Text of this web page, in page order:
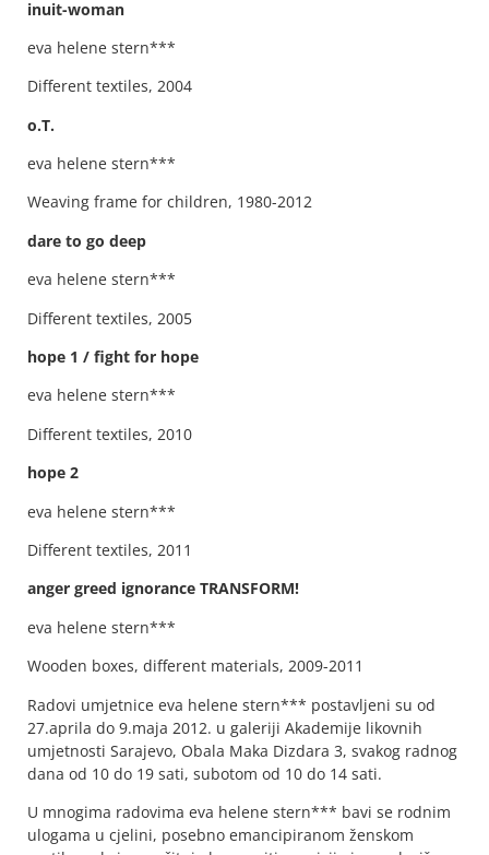
inuit-woman
eva helene stern***
Different textiles, 2004
o.T.
eva helene stern***
Weaving frame for children, 1980-2012
dare to go deep
eva helene stern***
Different textiles, 2005
hope 1 / fight for hope
eva helene stern***
Different textiles, 2010
hope 2
eva helene stern***
Different textiles, 2011
anger greed ignorance TRANSFORM!
eva helene stern***
Wooden boxes, different materials, 2009-2011
Radovi umjetnice eva helene stern*** postavljeni su od
27.aprila do 9.maja 2012. u galeriji Akademije likovnih
umjetnosti Sarajevo, Obala Maka Dizdara 3, svakog radnog
dana od 10 do 19 sati, subotom od 10 do 14 sati.
U mnogima radovima eva helene stern*** bavi se rodnim
ulogama u cjelini, posebno emancipiranom ženskom